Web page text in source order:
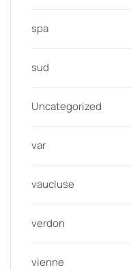
spa
sud
Uncategorized
var
vaucluse
verdon
vienne